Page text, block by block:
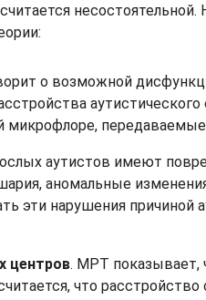
о возможной
аутистов имеют
аномальные
эти нарушения
центров. МРТ показывает,
что расстройство